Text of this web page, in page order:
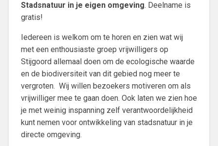
Stadsnatuur in je eigen omgeving. Deelname is
gratis!
Iedereen is welkom om te horen en zien wat wij
met een enthousiaste groep vrijwilligers op
Stijgoord allemaal doen om de ecologische waarde
en de biodiversiteit van dit gebied nog meer te
vergroten. Wij willen bezoekers motiveren om als
vrijwilliger mee te gaan doen. Ook laten we zien hoe
je met weinig inspanning zelf verantwoordelijkheid
kunt nemen voor ontwikkeling van stadsnatuur in je
directe omgeving.